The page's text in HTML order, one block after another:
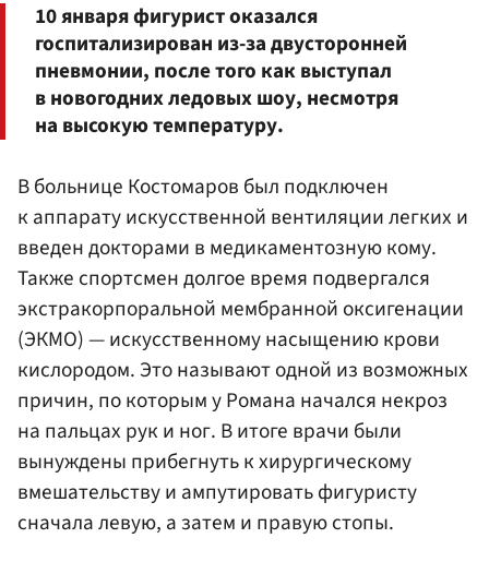
10 января фигурист оказался
госпитализирован из-за двусторонней
пневмонии, после того как выступал
в новогодних ледовых шоу, несмотря
на высокую температуру.
В больнице Костомаров был подключен
к аппарату искусственной вентиляции легких и
введен докторами в медикаментозную кому.
Также спортсмен долгое время подвергался
экстракорпоральной мембранной оксигенации
(ЭКМО) — искусственному насыщению крови
кислородом. Это называют одной из возможных
причин, по которым у Романа начался некроз
на пальцах рук и ног. В итоге врачи были
вынуждены прибегнуть к хирургическому
вмешательству и ампутировать фигуристу
сначала левую, а затем и правую стопы.